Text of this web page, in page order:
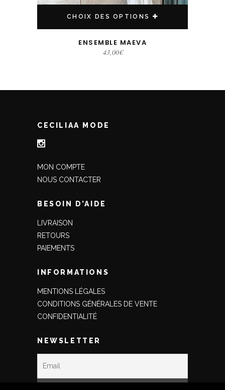
CHOIX DES OPTIONS
ENSEMBLE MAEVA
43,00€
CECILIAA MODE
MON COMPTE
NOUS CONTACTER
BESOIN D’AIDE
LIVRAISON
RETOURS
PAIEMENTS
INFORMATIONS
MENTIONS LÉGALES
CONDITIONS GÉNÉRALES DE VENTE
CONFIDENTIALITÉ
NEWSLETTER